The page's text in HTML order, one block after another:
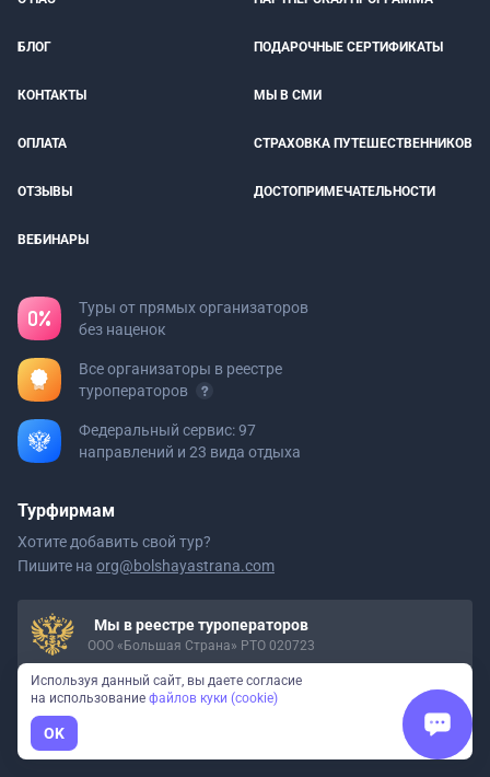
БЛОГ ПОДАРОЧНЫЕ СЕРТИФИКАТЫ
КОНТАКТЫ МЫ В СМИ
ОПЛАТА СТРАХОВКА ПУТЕШЕСТВЕННИКОВ
ОТЗЫВЫ ДОСТОПРИМЕЧАТЕЛЬНОСТИ
ВЕБИНАРЫ
Туры от прямых организаторов
без наценок
Все организаторы в реестре
туроператоров
Федеральный сервис: 97
направлений и 23 вида отдыха
Турфирмам
Хотите добавить свой тур?
Пишите на org@bolshayastrana.com
Мы в реестре туроператоров
ООО «Большая Страна» РТО 020723
Давайте дружить
Вдохновляем на путешествия
Используя данный сайт, вы даете согласие
на использование файлов куки (cookie)
OK